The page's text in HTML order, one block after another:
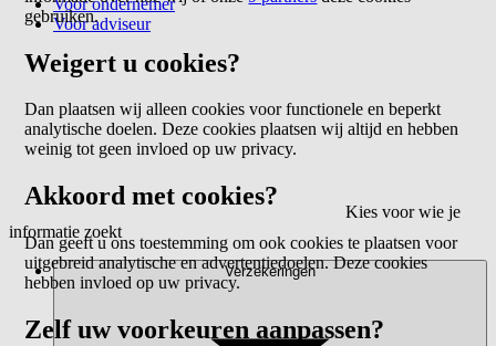
Voor adviseur
Kies voor wie je
informatie zoekt
Verzekeringen
gebruiken.
Weigert u cookies?
Dan plaatsen wij alleen cookies voor functionele en beperkt
analytische doelen. Deze cookies plaatsen wij altijd en hebben
weinig tot geen invloed op uw privacy.
Akkoord met cookies?
Dan geeft u ons toestemming om ook cookies te plaatsen voor
uitgebreid analytische en advertentiedoelen. Deze cookies
hebben invloed op uw privacy.
Zelf uw voorkeuren aanpassen?